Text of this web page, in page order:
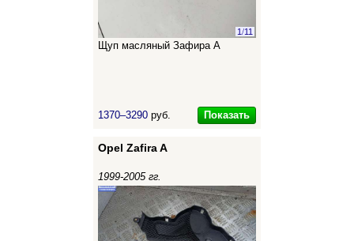
1/11
Щуп масляный Зафира А
1370–3290 руб. Показать
Opel Zafira A
1999-2005 гг.